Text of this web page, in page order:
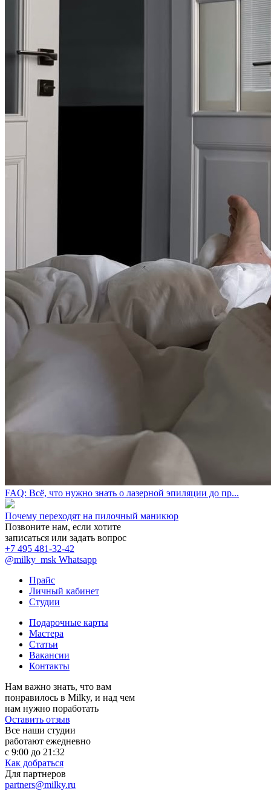
FAQ: Всё, что нужно знать о лазерной эпиляции до пр...
Почему переходят на пилочный маникюр
Позвоните нам, если хотите
записаться или задать вопрос
+7 495 481-32-42
@milky_msk Whatsapp
Прайс
Личный кабинет
Студии
Подарочные карты
Мастера
Статьи
Вакансии
Контакты
Нам важно знать, что вам
понравилось в Milky, и над чем
нам нужно поработать
Оставить отзыв
Все наши студии
работают ежедневно
с 9:00 до 21:32
Как добраться
Для партнеров
partners@milky.ru